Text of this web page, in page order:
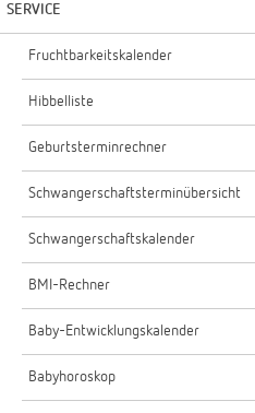
SERVICE
Fruchtbarkeitskalender
Hibbelliste
Geburtsterminrechner
Schwangerschaftsterminübersicht
Schwangerschaftskalender
BMI-Rechner
Baby-Entwicklungskalender
Babyhoroskop